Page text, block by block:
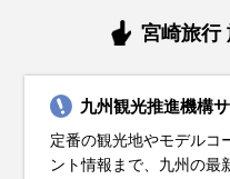
宮崎旅行
九州観光推進機構
定番の観光地やモデルコ
ント情報まで、九州の最